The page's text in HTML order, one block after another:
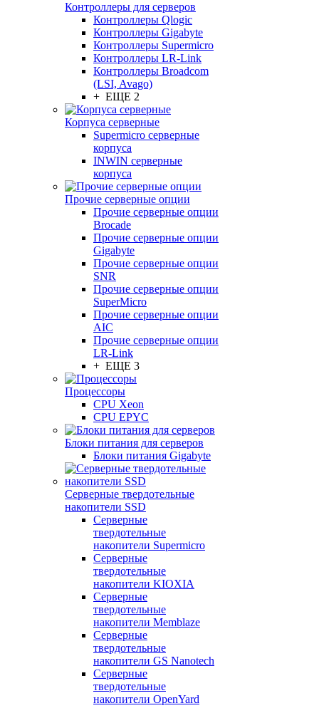
Контроллеры для серверов
Контроллеры Qlogic
Контроллеры Gigabyte
Контроллеры Supermicro
Контроллеры LR-Link
Контроллеры Broadcom
(LSI, Avago)
+ ЕЩЕ 2
Корпуса серверные
Supermicro серверные
корпуса
INWIN серверные
корпуса
Прочие серверные опции
Прочие серверные опции
Brocade
Прочие серверные опции
Gigabyte
Прочие серверные опции
SNR
Прочие серверные опции
SuperMicro
Прочие серверные опции
AIC
Прочие серверные опции
LR-Link
+ ЕЩЕ 3
Процессоры
CPU Xeon
CPU EPYC
Блоки питания для серверов
Блоки питания Gigabyte
Серверные твердотельные
накопители SSD
Cерверные
твердотельные
накопители Supermicro
Cерверные
твердотельные
накопители KIOXIA
Cерверные
твердотельные
накопители Memblaze
Cерверные
твердотельные
накопители GS Nanotech
Серверные
твердотельные
накопители OpenYard